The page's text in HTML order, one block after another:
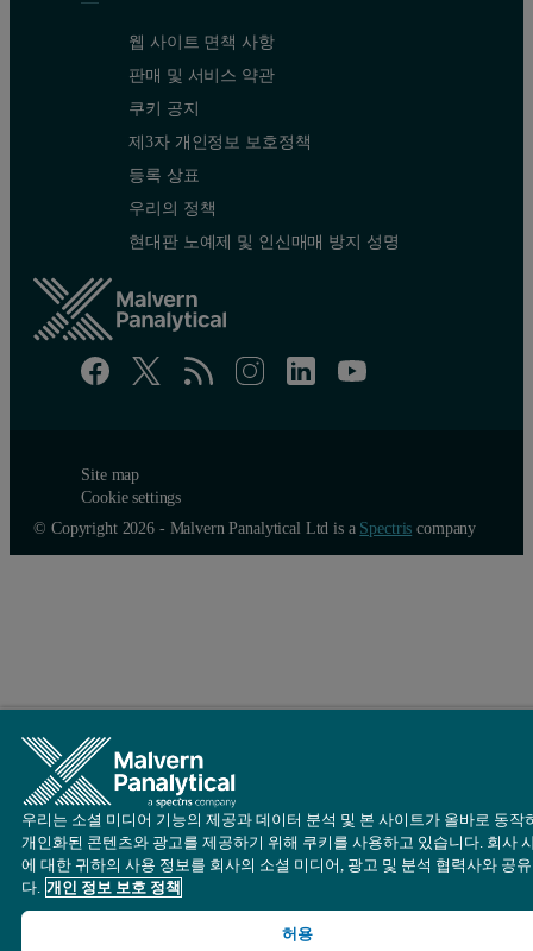
웹 사이트 면책 사항
판매 및 서비스 약관
쿠키 공지
제3자 개인정보 보호정책
등록 상표
우리의 정책
현대판 노예제 및 인신매매 방지 성명
Site map
Cookie settings
© Copyright 2026 - Malvern Panalytical Ltd is a Spectris company
우리는 소셜 미디어 기능의 제공과 데이터 분석 및 본 사이트가 올바로 동작
개인화된 콘텐츠와 광고를 제공하기 위해 쿠키를 사용하고 있습니다. 회사
에 대한 귀하의 사용 정보를 회사의 소셜 미디어, 광고 및 분석 협력사와 공
다. 개인 정보 보호 정책
허용